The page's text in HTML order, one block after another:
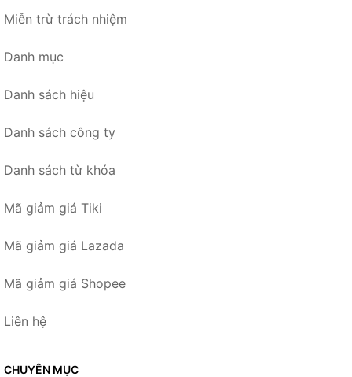
Miễn trừ trách nhiệm
Danh mục
Danh sách hiệu
Danh sách công ty
Danh sách từ khóa
Mã giảm giá Tiki
Mã giảm giá Lazada
Mã giảm giá Shopee
Liên hệ
CHUYÊN MỤC